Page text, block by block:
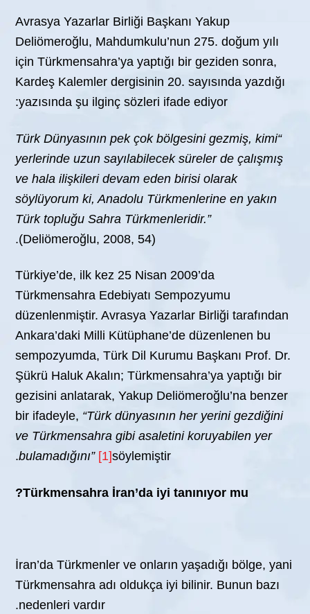
Avrasya Yazarlar Birliği Başkanı Yakup
Deliömeroğlu, Mahdumkulu’nun 275. doğum yılı
için Türkmensahra’ya yaptığı bir geziden sonra,
Kardeş Kalemler dergisinin 20. sayısında yazdığı
yazısında şu ilginç sözleri ifade ediyor:
“Türk Dünyasının pek çok bölgesini gezmiş, kimi
yerlerinde uzun sayılabilecek süreler de çalışmış
ve hala ilişkileri devam eden birisi olarak
söylüyorum ki, Anadolu Türkmenlerine en yakın
Türk topluğu Sahra Türkmenleridir.”
(Deliömeroğlu, 2008, 54).
Türkiye’de, ilk kez 25 Nisan 2009’da
Türkmensahra Edebiyatı Sempozyumu
düzenlenmiştir. Avrasya Yazarlar Birliği tarafından
Ankara’daki Milli Kütüphane’de düzenlenen bu
sempozyumda, Türk Dil Kurumu Başkanı Prof. Dr.
Şükrü Haluk Akalın; Türkmensahra’ya yaptığı bir
gezisini anlatarak, Yakup Deliömeroğlu’na benzer
bir ifadeyle, “Türk dünyasının her yerini gezdiğini
ve Türkmensahra gibi asaletini koruyabilen yer
bulamadığını” [1]söylemiştir.
Türkmensahra İran’da iyi tanınıyor mu?
İran’da Türkmenler ve onların yaşadığı bölge, yani
Türkmensahra adı oldukça iyi bilinir. Bunun bazı
nedenleri vardır.